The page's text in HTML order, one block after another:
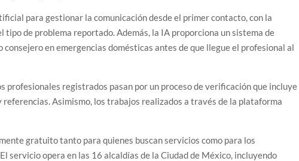
para gestionar la comunicación desde el primer contacto, con la
tipo de problema reportado. Además, la IA proporciona un sistema de
en emergencias domésticas antes de que llegue el profesional al
profesionales registrados pasan por un proceso de verificación que incluye
Asimismo, los trabajos realizados a través de la plataforma
gratuito tanto para quienes buscan servicios como para los
servicio opera en las 16 alcaldías de la Ciudad de México, incluyendo